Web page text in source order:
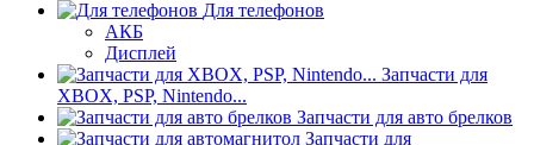
Для телефонов
АКБ
Дисплей
Запчасти для
XBOX, PSP, Nintendo...
Запчасти для авто брелков
Запчасти для